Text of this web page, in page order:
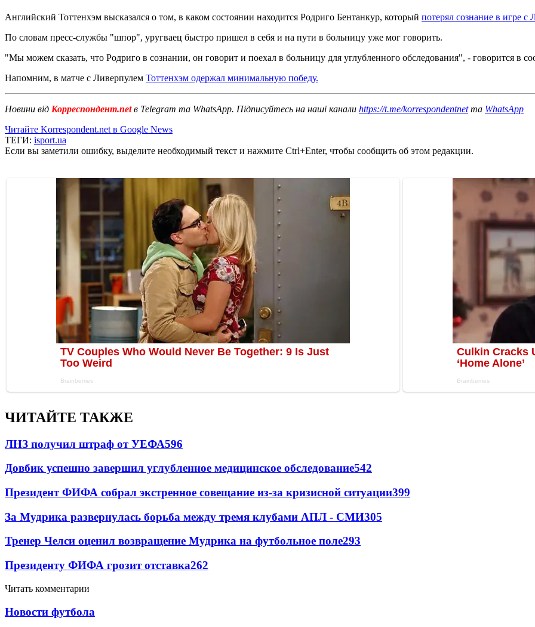
Английский Тоттенхэм высказался о том, в каком состоянии находится Родриго Бентанкур, который потерял сознание в игре с
По словам пресс-службы "шпор", уругваец быстро пришел в себя и на пути в больницу уже мог говорить.
"Мы можем сказать, что Родриго в сознании, он говорит и поехал в больницу для углубленного обследования", - говорится в
Напомним, в матче с Ливерпулем Тоттенхэм одержал минимальную победу.
Новини від Корреспондент.netв Telegram та WhatsApp. Підписуйтесь на наші канали https://t.me/korrespondentnetта WhatsApp
Читайте Korrespondent.net в Google News
ТЕГИ: isport.ua
Если вы заметили ошибку, выделите необходимый текст и нажмите Ctrl+Enter, чтобы сообщить об этом редакции.
ЧИТАЙТЕ ТАКЖЕ
ЛНЗ получил штраф от УЕФА596
Довбик успешно завершил углубленное медицинское обследование542
Президент ФИФА собрал экстренное совещание из-за кризисной ситуации399
За Мудрика развернулась борьба между тремя клубами АПЛ - СМИ305
Тренер Челси оценил возвращение Мудрика на футбольное поле293
Президенту ФИФА грозит отставка262
Читать комментарии
Новости футбола